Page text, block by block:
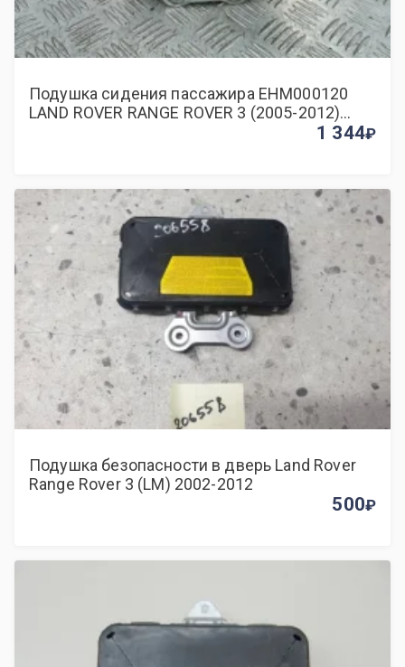
Подушка сидения пассажира EHM000120
LAND ROVER RANGE ROVER 3 (2005-2012)
1 344
Подушка безопасности в дверь Land Rover
Range Rover 3 (LM) 2002-2012
500